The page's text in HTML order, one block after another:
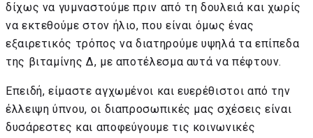
δίχως να γυμναστούμε πριν από τη δουλειά και χωρίς
να εκτεθούμε στον ήλιο, που είναι όμως ένας
εξαιρετικός τρόπος να διατηρούμε υψηλά τα επίπεδα
της βιταμίνης Δ, με αποτέλεσμα αυτά να πέφτουν.
Επειδή, είμαστε αγχωμένοι και ευερέθιστοι από την
έλλειψη ύπνου, οι διαπροσωπικές μας σχέσεις είναι
δυσάρεστες και αποφεύγουμε τις κοινωνικές